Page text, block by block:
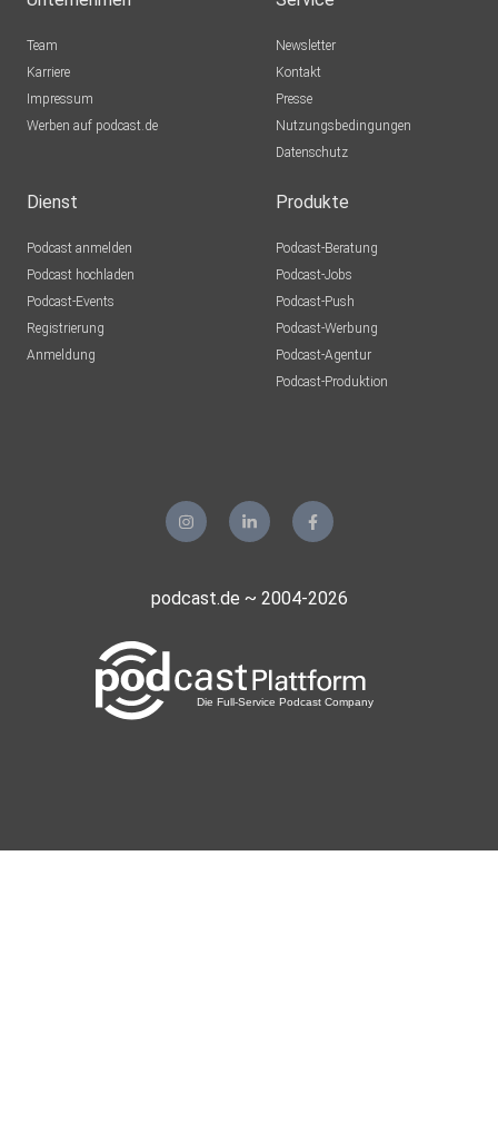
Team
Karriere
Impressum
Werben auf podcast.de
Newsletter
Kontakt
Presse
Nutzungsbedingungen
Datenschutz
Dienst
Podcast anmelden
Podcast hochladen
Podcast-Events
Registrierung
Anmeldung
Produkte
Podcast-Beratung
Podcast-Jobs
Podcast-Push
Podcast-Werbung
Podcast-Agentur
Podcast-Produktion
podcast.de ~ 2004-2026